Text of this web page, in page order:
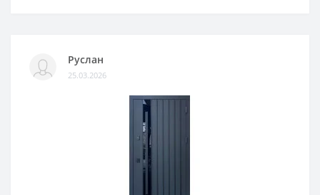
Руслан
25.03.2026